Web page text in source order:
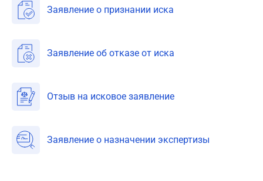
Заявление о признании иска
Заявление об отказе от иска
Отзыв на исковое заявление
Заявление о назначении экспертизы